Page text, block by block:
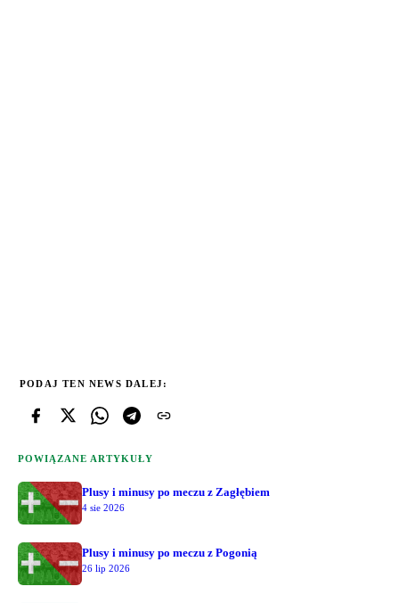
PODAJ TEN NEWS DALEJ:
POWIĄZANE ARTYKUŁY
Plusy i minusy po meczu z Zagłębiem
4 sie 2026
Plusy i minusy po meczu z Pogonią
26 lip 2026